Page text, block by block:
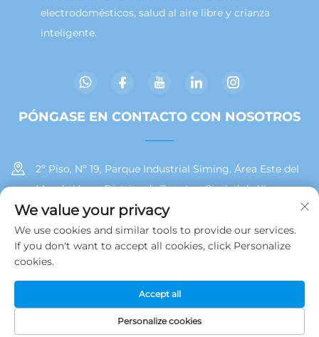
electrodomésticos, salud al aire libre y crianza
inteligente.
PÓNGASE EN CONTACTO CON NOSOTROS
2º Piso, Nº 19, Parque Industrial Siming, Área Este del
Mar de Huan, Distrito de Tong'an, Ciudad de Xiamen
+86 13215929911
[email protected]
Derechos de autor © 2025 por Jamooz (Xiamen) Technology
Co., Ltd. Política de privacidad
We value your privacy
We use cookies and similar tools to provide our services.
If you don't want to accept all cookies, click Personalize
cookies.
Personalize cookies
Accept all